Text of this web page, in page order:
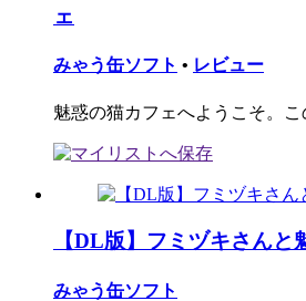
ェ
みゃう缶ソフト • レビュー
魅惑の猫カフェへようこそ。
【DL版】フミヅキさんと
みゃう缶ソフト